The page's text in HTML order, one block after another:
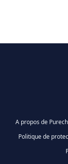
A propos de
Politique de